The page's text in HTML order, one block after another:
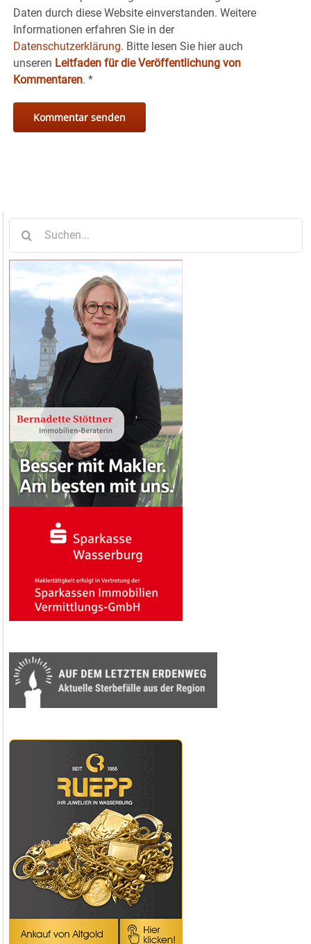
Daten durch diese Website einverstanden. Weitere
Informationen erfahren Sie in der
Datenschutzerklärung. Bitte lesen Sie hier auch
unseren Leitfaden für die Veröffentlichung von
Kommentaren. *
nach: